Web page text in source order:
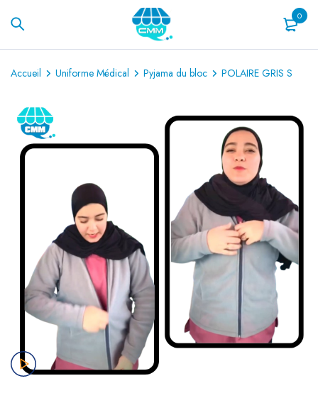
0
Accueil Uniforme Médical Pyjama du bloc POLAIRE GRIS S